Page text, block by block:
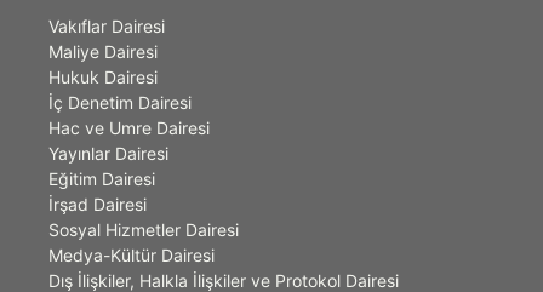
Vakıflar Dairesi
Maliye Dairesi
Hukuk Dairesi
İç Denetim Dairesi
Hac ve Umre Dairesi
Yayınlar Dairesi
Eğitim Dairesi
İrşad Dairesi
Sosyal Hizmetler Dairesi
Medya-Kültür Dairesi
Dış İlişkiler, Halkla İlişkiler ve Protokol Dairesi